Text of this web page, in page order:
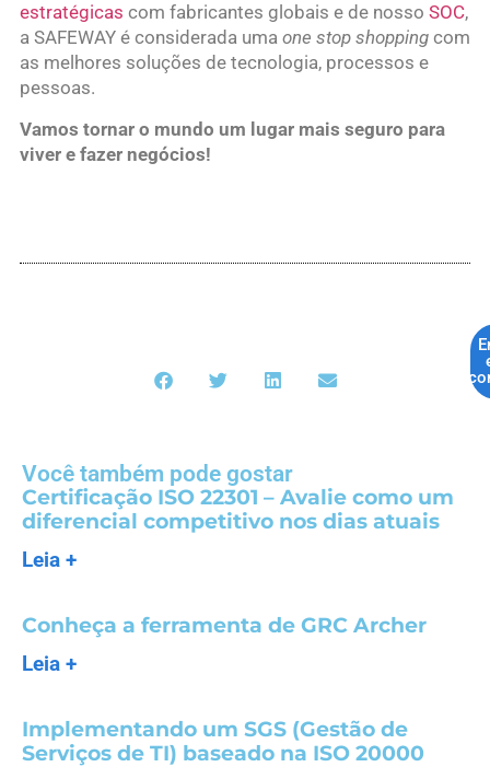
estratégicas com fabricantes globais e de nosso SOC,
a SAFEWAY é considerada uma one stop shopping com
as melhores soluções de tecnologia, processos e
pessoas.
Vamos tornar o mundo um lugar mais seguro para
viver e fazer negócios!
Você também pode gostar
Certificação ISO 22301 – Avalie como um
diferencial competitivo nos dias atuais
Leia +
Conheça a ferramenta de GRC Archer
Leia +
Implementando um SGS (Gestão de
Serviços de TI) baseado na ISO 20000